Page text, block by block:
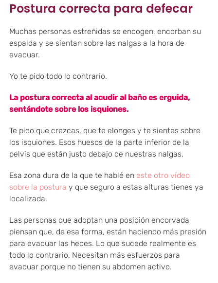
Postura correcta para defecar
Muchas personas estreñidas se encogen, encorban su
espalda y se sientan sobre las nalgas a la hora de
evacuar.
Yo te pido todo lo contrario.
La postura correcta al acudir al baño es erguida,
sentándote sobre los isquiones.
Te pido que crezcas, que te elonges y te sientes sobre
los isquiones. Esos huesos de la parte inferior de la
pelvis que están justo debajo de nuestras nalgas.
Esa zona dura de la que te hablé en este otro vídeo
sobre la postura y que seguro a estas alturas tienes ya
localizada.
Las personas que adoptan una posición encorvada
piensan que, de esa forma, están haciendo más presión
para evacuar las heces. Lo que sucede realmente es
todo lo contrario. Necesitan más esfuerzos para
evacuar porque no tienen su abdomen activo.